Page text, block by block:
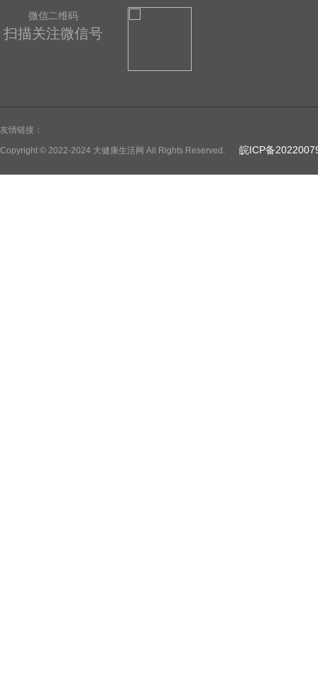
微信二维码
扫描关注微信号
友情链接：
Copyright © 2022-2024 大健康生活网 All Rights Reserved. 皖ICP备